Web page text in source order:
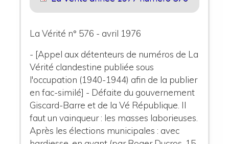
La Vérité n° 576 - avril 1976
- [Appel aux détenteurs de numéros de La
Vérité clandestine publiée sous
l'occupation (1940-1944) afin de la publier
en fac-similé] - Défaite du gouvernement
Giscard-Barre et de la Vé République. Il
faut un vainqueur : les masses laborieuses.
Après les élections municipales : avec